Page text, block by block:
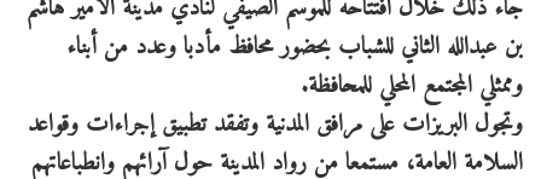
جاء ذلك خلال افتتاحه للموسم الصيفي لنادي مدينة الأمير هاشم
بن عبدالله الثاني للشباب بحضور محافظ مأدبا وعدد من أبناء
وممثلي المجتمع المحلي للمحافظة.
وتجول البريزات على مرافق المدنية وتفقد تطبيق إجراءات وقواعد
السلامة العامة، مستمعا من رواد المدينة حول آرائهم وانطباعاتهم